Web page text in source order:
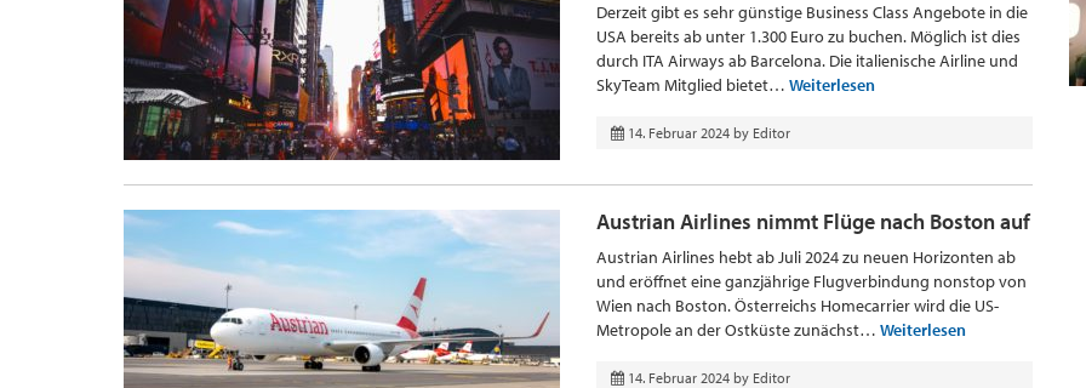
Derzeit gibt es sehr günstige Business Class Angebote in die
USA bereits ab unter 1.300 Euro zu buchen. Möglich ist dies
durch ITA Airways ab Barcelona. Die italienische Airline und
SkyTeam Mitglied bietet… Weiterlesen
14. Februar 2024 by Editor
Austrian Airlines nimmt Flüge nach Boston auf
Austrian Airlines hebt ab Juli 2024 zu neuen Horizonten ab
und eröffnet eine ganzjährige Flugverbindung nonstop von
Wien nach Boston. Österreichs Homecarrier wird die US-
Metropole an der Ostküste zunächst… Weiterlesen
14. Februar 2024 by Editor